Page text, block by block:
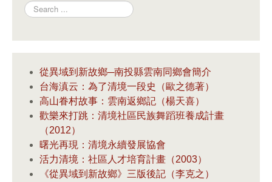
Search
從異域到新故鄉─南投縣雲南同鄉會簡介
台海滇云：為了清境一段史（歐之德著）
高山眷村故事：雲南返鄉記（楊天喜）
歡樂來打跳：清境社區民族舞蹈班養成計畫
（2012）
曙光再現：清境永續發展協會
活力清境：社區人才培育計畫（2003）
《從異域到新故鄉》三版後記（李克之）